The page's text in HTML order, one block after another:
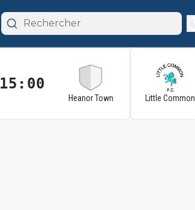
15:00
Heanor Town Little Common